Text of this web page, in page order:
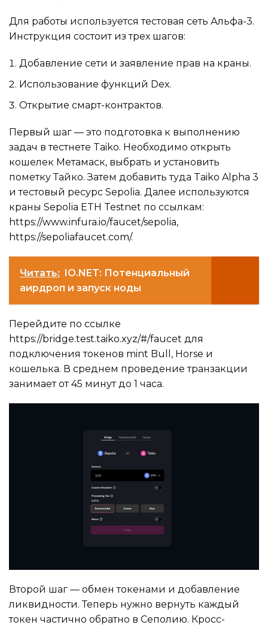
Для работы используется тестовая сеть Альфа-3.
Инструкция состоит из трех шагов:
Добавление сети и заявление прав на краны.
Использование функций Dex.
Открытие смарт-контрактов.
Первый шаг — это подготовка к выполнению
задач в тестнете Taiko. Необходимо открыть
кошелек Метамаск, выбрать и установить
пометку Тайко. Затем добавить туда Taiko Alpha 3
и тестовый ресурс Sepolia. Далее используются
краны Sepolia ETH Testnet по ссылкам:
https://www.infura.io/faucet/sepolia,
https://sepoliafaucet.com/.
Читать: IO.NET: Потенциальный
аирдроп и запуск ноды
Перейдите по ссылке
https://bridge.test.taiko.xyz/#/faucet для
подключения токенов mint Bull, Horse и
кошелька. В среднем проведение транзакции
занимает от 45 минут до 1 часа.
Второй шаг — обмен токенами и добавление
ликвидности. Теперь нужно вернуть каждый
токен частично обратно в Сеполию. Кросс-